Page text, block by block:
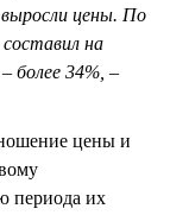
цены. По
на
более 34%, –
цены и
периода их